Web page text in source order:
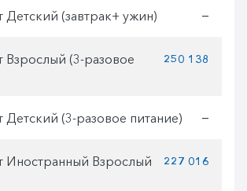
Детский (завтрак+ ужин) —
Взрослый (3-разовое
250 138
Детский (3-разовое питание) —
Иностранный Взрослый
227 016